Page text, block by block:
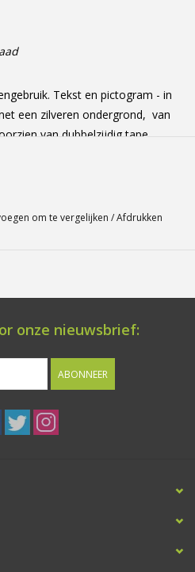
Tekst en pictogram - in
een zilveren ondergrond, van
van dubbelzijdig tape
om te vergelijken /Afdrukken
onze nieuwsbrief:
ABONNEER